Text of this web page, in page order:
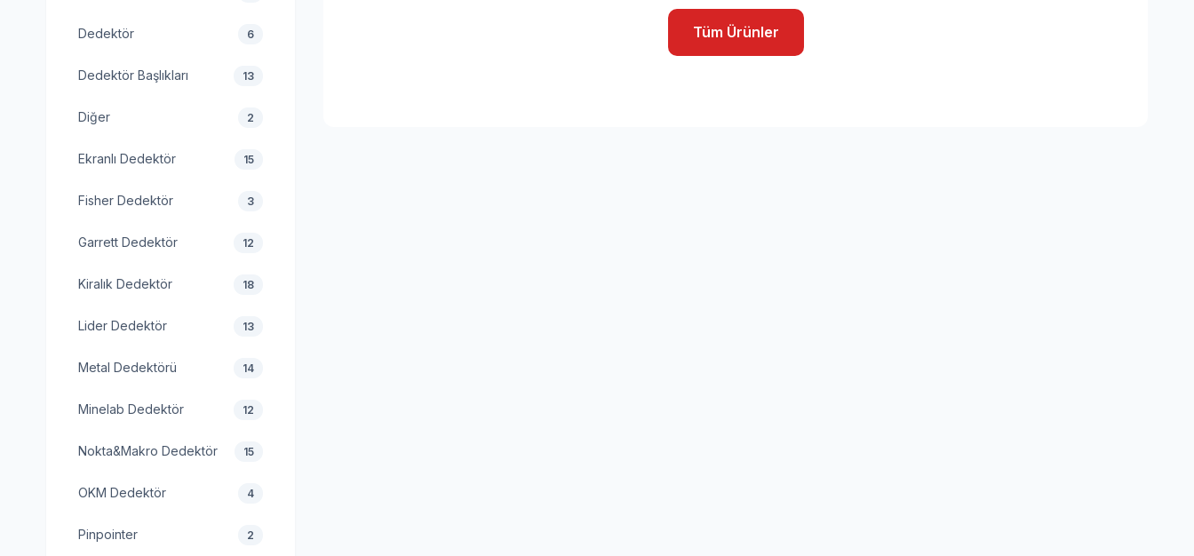
Dedektör 6
Dedektör Başlıkları 13
Diğer 2
Ekranlı Dedektör 15
Fisher Dedektör 3
Garrett Dedektör 12
Kiralık Dedektör 18
Lider Dedektör 13
Metal Dedektörü 14
Minelab Dedektör 12
Nokta&Makro Dedektör 15
OKM Dedektör 4
Pinpointer 2
Tüm Ürünler